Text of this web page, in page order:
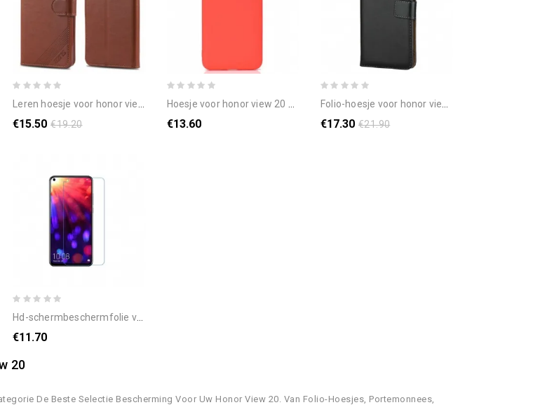
leren hoesje voor honor view 20 azns luxe
€15.50 €19.20
hoesje voor honor view 20 matte zachte siliconen
€13.60
folio-hoesje voor honor view 20 echte lederen uitnodiging
€17.30 €21.90
hd-schermbeschermfolie voor honor view 20
€11.70
20
De Beste Selectie Bescherming Voor Uw Honor View 20. Van Folio-Hoesjes, Portemonnees,